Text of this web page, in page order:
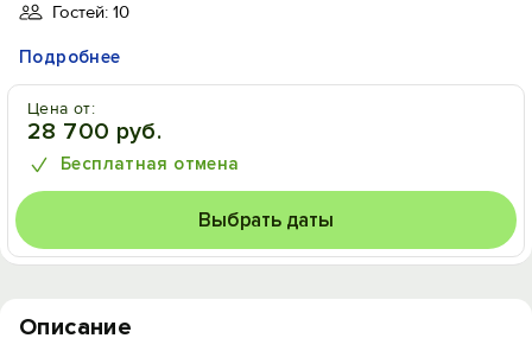
Гостей: 10
Подробнее
Цена от:
28 700 руб.
Бесплатная отмена
Выбрать даты
Описание